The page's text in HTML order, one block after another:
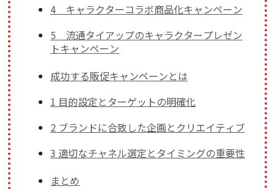
4 キャラクターコラボ商品化キャンペーン
5 流通タイアップのキャラクタープレゼン
トキャンペーン
成功する販促キャンペーンとは
1 目的設定とターゲットの明確化
2 ブランドに合致した企画とクリエイティブ
3 適切なチャネル選定とタイミングの重要性
まとめ